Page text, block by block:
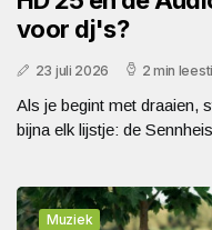
voor dj's?
23 juli 2026 2 min
Als je begint met draaien,
bijna elk lijstje: de
Muziek